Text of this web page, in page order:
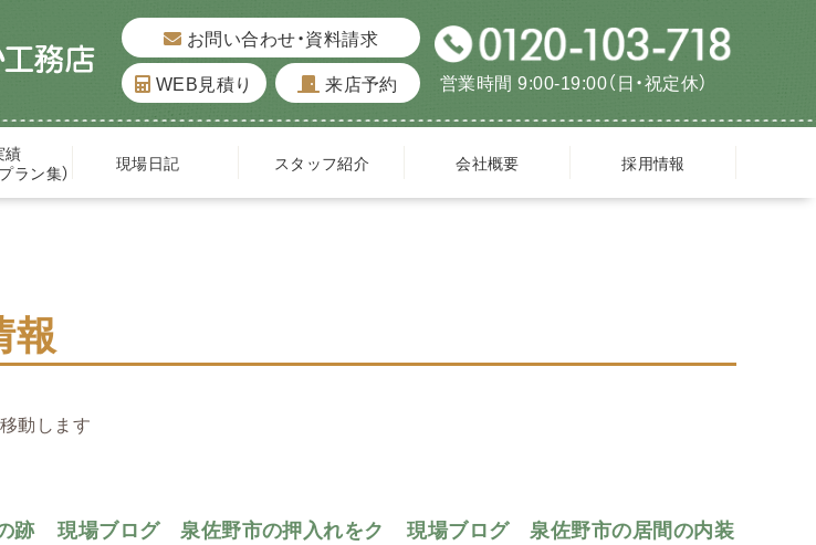
お問い合わせ・資料請求
WEB見積り
来店予約 営業時間 9:00-19:00（日・祝定休）
績
ラン集）
現場日記 スタッフ紹介 会社概要 採用情報
報
動します
跡
現場ブログ 泉佐野市の押入れをク
現場ブログ 泉佐野市の居間の内装